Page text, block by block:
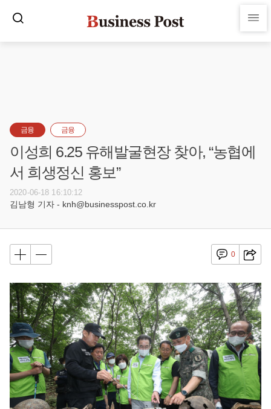
금융 금융
이성희 6.25 유해발굴현장 찾아, “농협에
서 희생정신 홍보”
2020-06-18 16:10:12
김남형 기자 - knh@businesspost.co.kr
0